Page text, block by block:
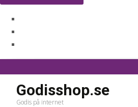
Godisshop.se
Godis på internet